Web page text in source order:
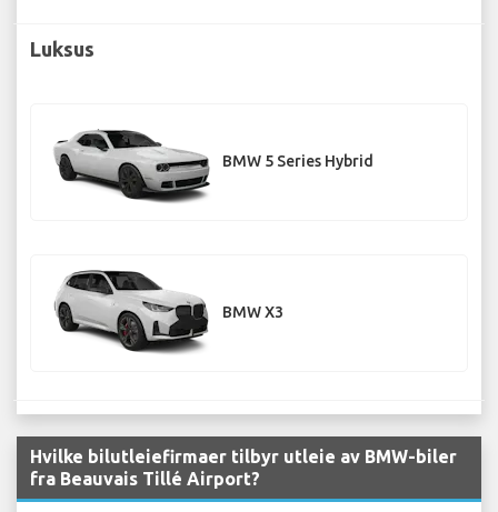
Luksus
BMW 5 Series Hybrid
BMW X3
Hvilke bilutleiefirmaer tilbyr utleie av BMW-biler
fra Beauvais Tillé Airport?